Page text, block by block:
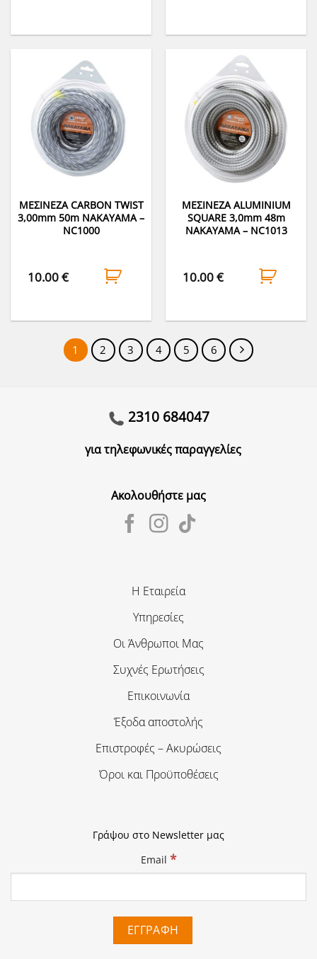
ΜΕΣΙΝΕΖΑ CARBON TWIST
3,00mm 50m NAKAYAMA –
NC1000
10.00€
ΜΕΣΙΝΕΖΑ ALUMINIUM
SQUARE 3,0mm 48m
NAKAYAMA – NC1013
10.00€
1 2 3 4 5 6
2310 684047
για τηλεφωνικές παραγγελίες
Ακολουθήστε μας
Η Εταιρεία
Υπηρεσίες
Οι Άνθρωποι Μας
Συχνές Ερωτήσεις
Επικοινωνία
Έξοδα αποστολής
Επιστροφές – Ακυρώσεις
Όροι και Προϋποθέσεις
Γράψου στο Newsletter μας
Email *